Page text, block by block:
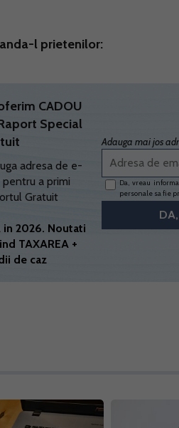
l prietenilor:
CADOU
Special
adresa de e-
pentru a primi
Gratuit
in 2026. Noutati
TAXAREA +
de caz
Adauga mai jos
Da, vreau
personale sa fie